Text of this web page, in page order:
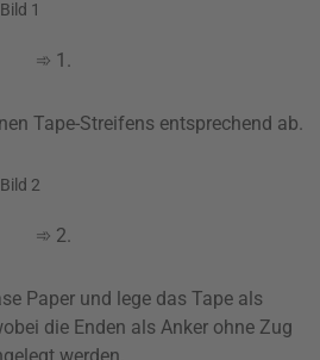
➾ 1.
Tape-Streifens entsprechend ab.
➾ 2.
Paper und lege das Tape als
die Enden als Anker ohne Zug
werden.